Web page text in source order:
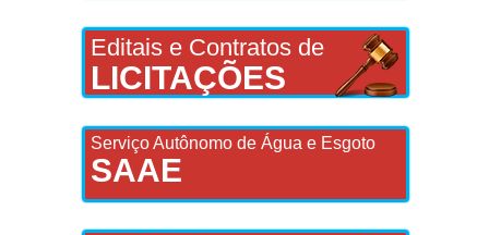
Editais e Contratos de
LICITAÇÕES
Serviço Autônomo de Água e Esgoto
SAAE